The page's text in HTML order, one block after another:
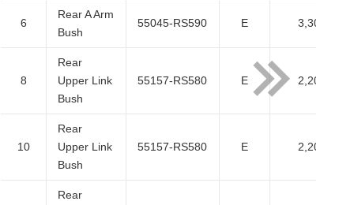
6
Rear A Arm
Bush
55045-RS590 E 3,300
8
Rear
Upper Link
Bush
55157-RS580 E 2,200
10
Rear
Upper Link
Bush
55157-RS580 E 2,200
Rear